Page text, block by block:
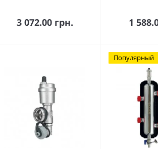
3 072.00 грн.
В корзину 1 В
Популярный